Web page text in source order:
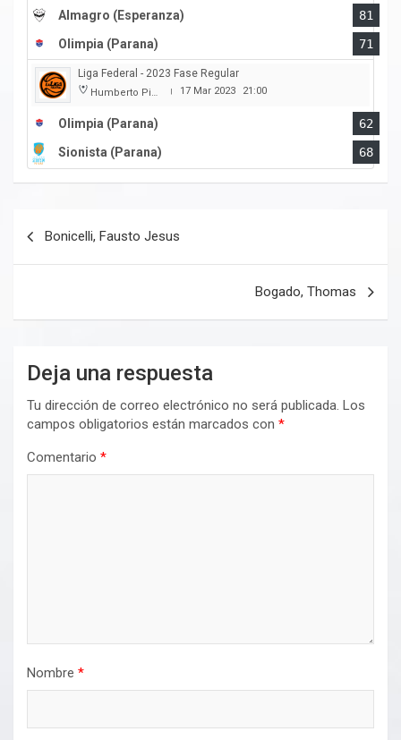
Almagro (Esperanza)
81
Olimpia (Parana)
71
Liga Federal - 2023 Fase Regular
Humberto Pietranera | 17 Mar 2023 21:00
Olimpia (Parana)
62
Sionista (Parana)
68
Bonicelli, Fausto Jesus
Bogado, Thomas
Deja una respuesta
Tu dirección de correo electrónico no será publicada. Los
campos obligatorios están marcados con *
Comentario *
Nombre *